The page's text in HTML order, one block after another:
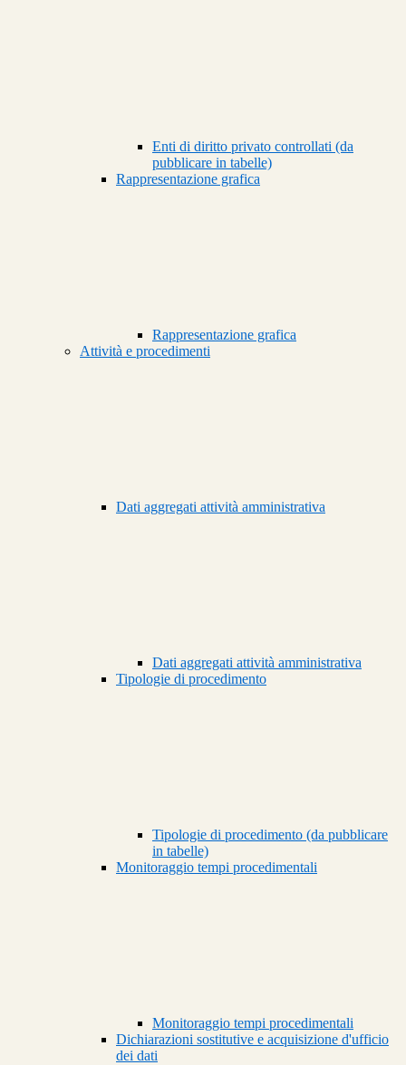
Enti di diritto privato controllati (da
pubblicare in tabelle)
Rappresentazione grafica
Rappresentazione grafica
Attività e procedimenti
Dati aggregati attività amministrativa
Dati aggregati attività amministrativa
Tipologie di procedimento
Tipologie di procedimento (da pubblicare
in tabelle)
Monitoraggio tempi procedimentali
Monitoraggio tempi procedimentali
Dichiarazioni sostitutive e acquisizione d'ufficio
dei dati